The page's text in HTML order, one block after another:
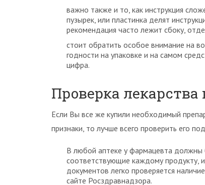
важно также и то, как инструкция
пузырек, или пластинка делят
рекомендация часто лежит сбоку,
стоит обратить особое внимание на
годности на упаковке и на самом
цифра.
Проверка лекарства
Если Вы все же купили необходимый
признаки, то лучше всего проверить его
В любой аптеке у фармацевта должны
соответствующие каждому продукту,
документов легко проверяется
сайте Росздравнадзора.